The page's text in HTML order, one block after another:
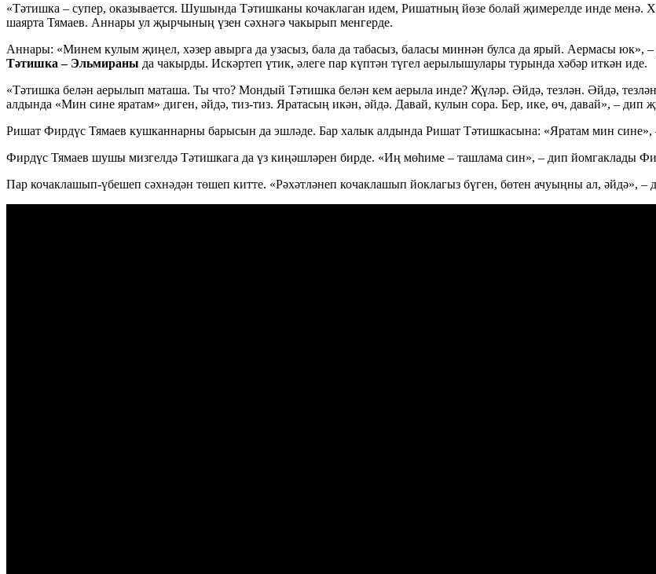
«Тәтишка – супер, оказывается. Шушында Тәтишканы кочаклаган идем, Ришатның йөзе болай җимерелде инде менә.
шаярта Тямаев. Аннары ул җырчының үзен сәхнәгә чакырып менгерде.
Аннары: «Минем кулым җиңел, хәзер авырга да узасыз, бала да табасыз, баласы миннән булса да ярый. Аермасы
Тәтишка – Эльмираны да чакырды. Искәртеп үтик, әлеге пар күптән түгел аерылышулары турында хәбәр иткән иде.
«Тәтишка белән аерылып маташа. Ты что? Мондый Тәтишка белән кем аерыла инде? Җүләр. Әйдә, тезлән. Әйдә,
алдында «Мин сине яратам» диген, әйдә, тиз-тиз. Яратасың икән, әйдә. Давай, кулын сора. Бер, ике, өч, давай», – дип
Ришат Фирдүс Тямаев кушканнарны барысын да эшләде. Бар халык алдында Ришат Тәтишкасына: «Яратам мин сине»,
Фирдүс Тямаев шушы мизгелдә Тәтишкага да үз киңәшләрен бирде. «Иң мөһиме – ташлама син», – дип йомгаклады
Пар кочаклашып-үбешеп сәхнәдән төшеп китте. «Рәхәтләнеп кочаклашып йоклагыз бүген, бөтен ачуыңны ал, әйдә»,